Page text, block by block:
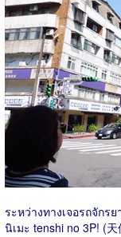
ระหว่างทางเจอรถจักร
นิเมะ tenshi no 3P! (天